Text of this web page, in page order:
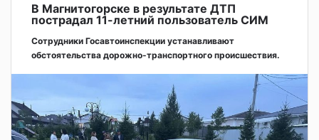
В Магнитогорске в результате ДТП
пострадал 11-летний пользователь СИМ
Сотрудники Госавтоинспекции устанавливают
обстоятельства дорожно-транспортного происшествия.